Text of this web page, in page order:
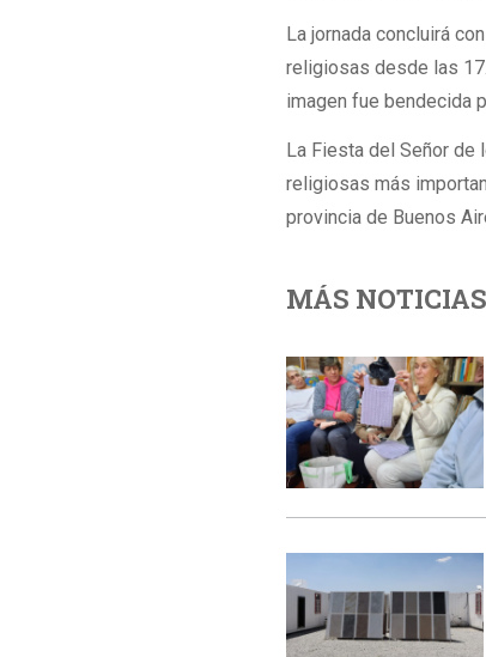
La jornada concluirá
religiosas desde las
imagen fue bendecida
La Fiesta del Señor
religiosas más
provincia de Buenos
MÁS NOTICIAS